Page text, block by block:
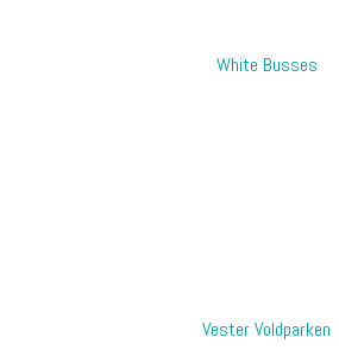
​White Busses
​Vester Voldparken